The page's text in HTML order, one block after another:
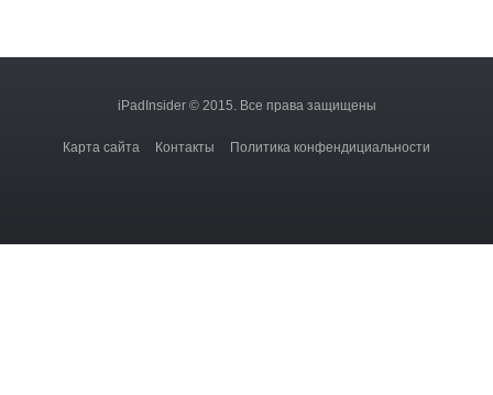
iPadInsider © 2015. Все права защищены
Карта сайта Контакты Политика конфендициальности